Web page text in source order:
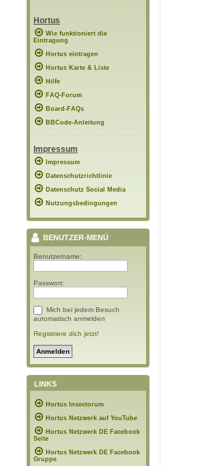
Hortus
Wie funktioniert die
Eintragung
Hortus eintragen
Hortus Karte & Liste
Hilfe
FAQ-Forum
Board-FAQs
BBCode-Anleitung
Impressum
Impressum
Datenschutzrichtlinie
Datenschutz Social Media
Nutzungsbedingungen
BENUTZER-MENÜ
Benutzername:
Passwort:
Mich bei jedem Besuch
automatisch anmelden
Registriere dich jetzt!
LINKS
Hortus Insectorum
Hortus Netzwerk auf YouTube
Hortus Netzwerk DE Facebook
Seite
Hortus Netzwerk DE Facebook
Gruppe